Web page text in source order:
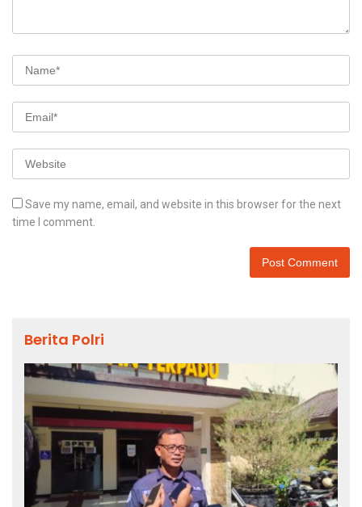
Save my name, email, and website in this browser for the next
time I comment.
Berita Polri